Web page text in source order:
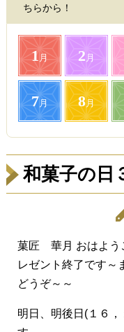
ちらから！
1月 2 月
7月 8月
和菓子の日
菓匠 華月 おはよう
レゼント終了です～
どうぞ～～
明日、明後日(１６